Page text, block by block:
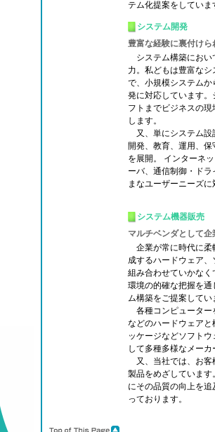
テム化提案をしていま
システム開発
豊富な経験に裏付け
システム構築におい
力。私どもは豊富な
で、小規模システム
発に対応しています
フトまでビジネスの
します。
又、単にシステム設
開発、教育、運用、
を展開。 インターネ
ーバ、通信制御・ド
まなユーザーニーズ
システム機器販売
マルチベンダとして
企業が常に時代に柔
成するハードウェア
組み合わせていかな
環境の的確な把握を
ム構築をご提案してい
各種コンピューター
などのハードウェア
ッケージなどソフト
して多種多様なメー
又、当社では、お客
製品をめざしていま
にその品質の向上を
っております。